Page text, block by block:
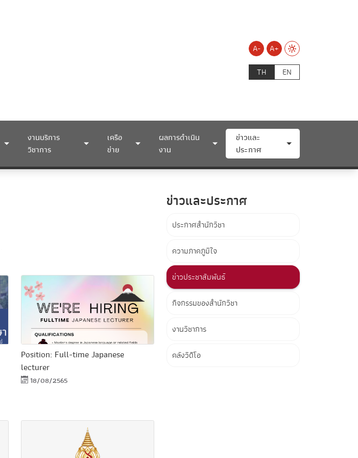
A-
A+
TH
EN
งานบริการ
วิชาการ
เครือ
ข่าย
ผลการดำเนิน
งาน
ข่าวและ
ประกาศ
Position: Full-time Japanese
lecturer
18/08/2565
ข่าวและประกาศ
ประกาศสำนักวิชา
ความภาคภูมิใจ
ข่าวประชาสัมพันธ์
กิจกรรมของสำนักวิชา
งานวิชาการ
คลังวิดีโอ